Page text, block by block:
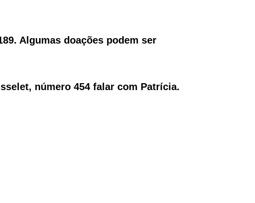
Algumas doações podem ser
número 454 falar com Patrícia.